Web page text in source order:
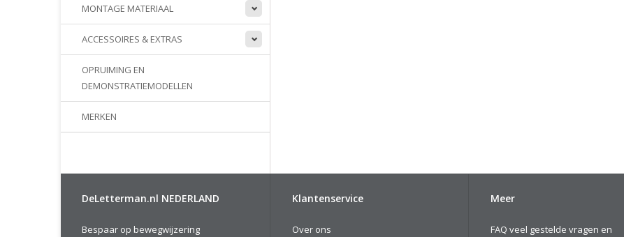
MONTAGE MATERIAAL
ACCESSOIRES & EXTRAS
OPRUIMING EN
DEMONSTRATIEMODELLEN
MERKEN
DeLetterman.nl NEDERLAND
Bespaar op bewegwijzering
Klantenservice
Over ons
Meer
FAQ veel gestelde vragen en